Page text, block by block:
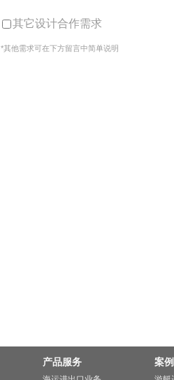
其它设计合作需求
*其他需求可在下方留言中简单说明
产品服务 案